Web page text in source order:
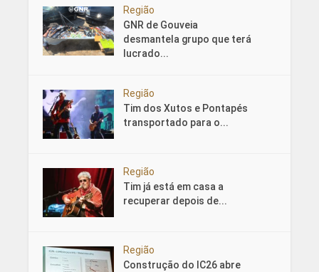
Região
GNR de Gouveia
desmantela grupo que terá
lucrado...
Região
Tim dos Xutos e Pontapés
transportado para o...
Região
Tim já está em casa a
recuperar depois de...
Região
Construção do IC26 abre